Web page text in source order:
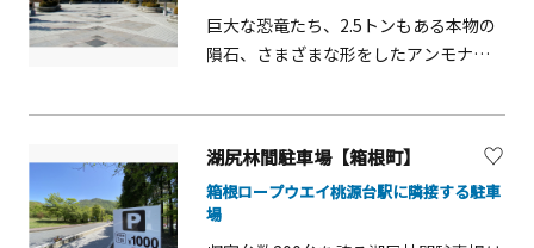
巨大な恐竜たち、2.5トンもある本物の
隕石、さまざまな形をしたアンモナイ
から現在に至るまでの46億年に渡る自
スをくぐると天井に取り付けられた壮
大な宇宙波の絵や、恐竜の骨格標本が
出迎えてくれて、地球誕生の神秘的な
湖尻林間駐車場【箱根町】
箱根ロープウエイ桃源台駅に隣接する駐車
場